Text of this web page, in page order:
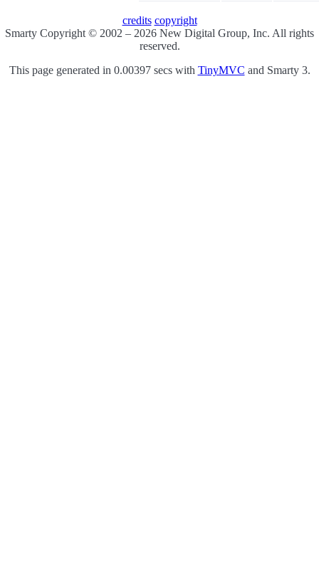
credits copyright
Smarty Copyright © 2002 – 2026 New Digital Group, Inc. All rights
reserved.
This page generated in 0.00397 secs with TinyMVC and Smarty 3.